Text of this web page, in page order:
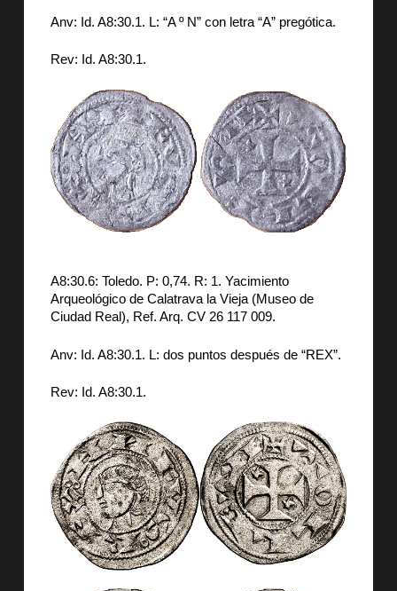
Anv: Id. A8:30.1. L: “A º N” con letra “A” pregótica.
Rev: Id. A8:30.1.
A8:30.6: Toledo. P: 0,74. R: 1. Yacimiento
Arqueológico de Calatrava la Vieja (Museo de
Ciudad Real), Ref. Arq. CV 26 117 009.
Anv: Id. A8:30.1. L: dos puntos después de “REX”.
Rev: Id. A8:30.1.